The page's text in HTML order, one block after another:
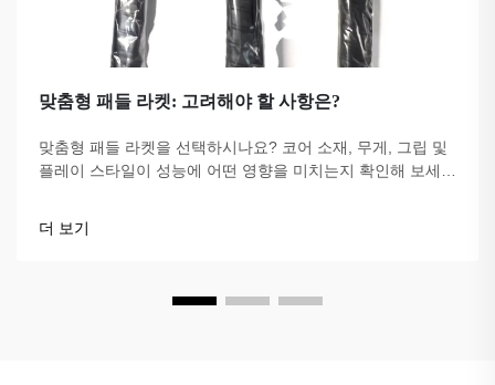
맞춤형 패들 라켓: 고려해야 할 사항은?
맞춤형 패들 라켓을 선택하시나요? 코어 소재, 무게, 그립 및
플레이 스타일이 성능에 어떤 영향을 미치는지 확인해 보세
더 보기